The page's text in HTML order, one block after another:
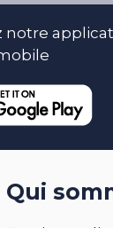
notre
Qui